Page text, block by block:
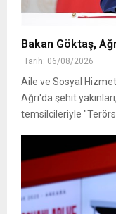
Bakan Göktaş,
Tarih: 06/08/2026
Aile ve Sosyal
Ağrı'da şehit
temsilcileriyle